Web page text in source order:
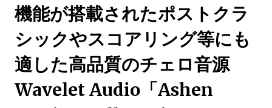
機能が搭載されたポストクラ
シックやスコアリング等にも
適した高品質のチェロ音源
Wavelet Audio「Ashen